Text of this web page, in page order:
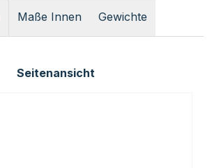
Maße Innen Gewichte
Seitenansicht